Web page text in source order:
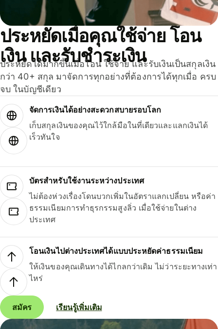
ประหยัดเมื่อคุณใช้จ่าย โอน
เงิน และรับชำระเงิน
ประหยัดได้มากขึ้นเมื่อโอน ใช้จ่าย และรับเงินเป็นสกุลเงิน
กว่า 40+ สกุล มาจัดการทุกอย่างที่ต้องการได้ทุกเมื่อ ครบ
จบ ในบัญชีเดียว
จัดการเงินได้อย่างสะดวกสบายรอบโลก
เก็บสกุลเงินของคุณไว้ใกล้มือในที่เดียวและแลกเงินได้
เร็วทันใจ
บัตรสำหรับใช้งานระหว่างประเทศ
ไม่ต้องห่วงเรื่องโดนบวกเพิ่มในอัตราแลกเปลี่ยน หรือค่า
ธรรมเนียมการทำธุรกรรมสูงลิ่ว เมื่อใช้จ่ายในต่าง
ประเทศ
โอนเงินไปต่างประเทศได้แบบประหยัดค่าธรรมเนียม
ให้เงินของคุณเดินทางได้ไกลกว่าเดิม ไม่ว่าระยะทางเท่า
ไหร่
สมัคร เรียนรู้เพิ่มเติม